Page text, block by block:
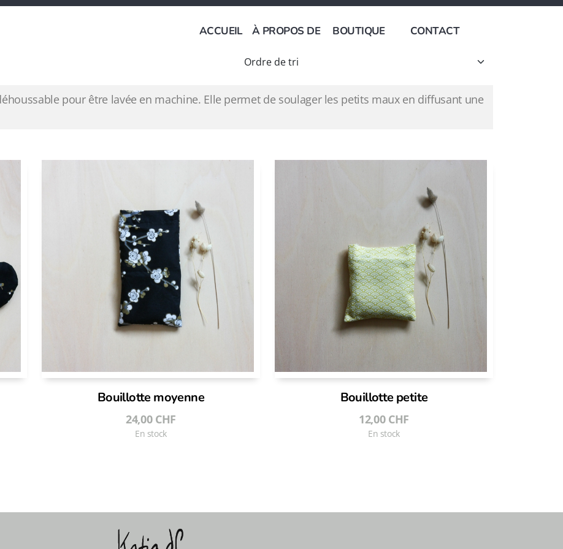
ACCUEIL À PROPOS DE BOUTIQUE CONTACT
pour être lavée en machine. Elle permet de soulager les petits maux en diffusant une
Bouillotte moyenne
24,00CHF
En stock
Bouillotte petite
12,00CHF
En stock